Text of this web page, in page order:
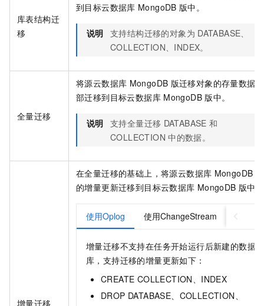
库表结构迁
移
到目标云数据库 MongoDB 版中。
说明 支持结构迁移的对象为 DATABASE、
COLLECTION、INDEX。
全量迁移
将源云数据库 MongoDB 版迁移对象的存量数据全
部迁移到目标云数据库 MongoDB 版中。
说明 支持全量迁移 DATABASE 和
COLLECTION 中的数据。
增量迁移
在全量迁移的基础上，将源云数据库 MongoDB
的增量更新迁移到目标云数据库 MongoDB 版中。
使用Oplog 使用ChangeStream
增量迁移不支持在任务开始运行后新建的数据
库，支持迁移的增量更新如下：
CREATE COLLECTION、INDEX
DROP DATABASE、COLLECTION、